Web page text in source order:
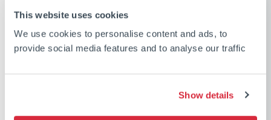
This website uses cookies
We use cookies to personalise content and ads, to
provide social media features and to analyse our traffic
Show details
Le prix rend hommage à l’excellente
réputation de CSL en tant que milieu de
travail diversifié et dynamique qui offre un
apprentissage continu et des programmes
progressifs de salaires et d’avantages
sociaux, qui met l’accent sur la sécurité et la